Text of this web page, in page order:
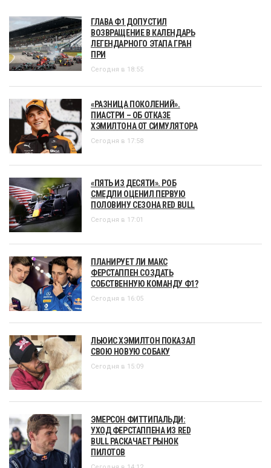
ГЛАВА Ф1 ДОПУСТИЛ
ВОЗВРАЩЕНИЕ В КАЛЕНДАРЬ
ЛЕГЕНДАРНОГО ЭТАПА ГРАН
ПРИ
Сегодня в 18:55
«РАЗНИЦА ПОКОЛЕНИЙ».
ПИАСТРИ – ОБ ОТКАЗЕ
ХЭМИЛТОНА ОТ СИМУЛЯТОРА
Сегодня в 17:58
«ПЯТЬ ИЗ ДЕСЯТИ». РОБ
СМЕДЛИ ОЦЕНИЛ ПЕРВУЮ
ПОЛОВИНУ СЕЗОНА RED BULL
Сегодня в 17:01
ПЛАНИРУЕТ ЛИ МАКС
ФЕРСТАППЕН СОЗДАТЬ
СОБСТВЕННУЮ КОМАНДУ Ф1?
Сегодня в 16:05
ЛЬЮИС ХЭМИЛТОН ПОКАЗАЛ
СВОЮ НОВУЮ СОБАКУ
Сегодня в 15:09
ЭМЕРСОН ФИТТИПАЛЬДИ:
УХОД ФЕРСТАППЕНА ИЗ RED
BULL РАСКАЧАЕТ РЫНОК
ПИЛОТОВ